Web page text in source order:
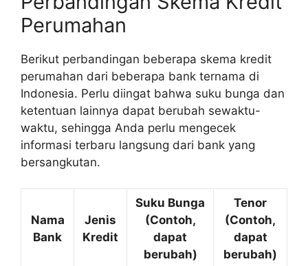
Perumahan
Berikut perbandingan beberapa skema kredit
perumahan dari beberapa bank ternama di
Indonesia. Perlu diingat bahwa suku bunga dan
ketentuan lainnya dapat berubah sewaktu-
waktu, sehingga Anda perlu mengecek
informasi terbaru langsung dari bank yang
bersangkutan.
Nama
Bank
Jenis
Kredit
Suku Bunga
(Contoh,
dapat
berubah)
Tenor
(Contoh,
dapat
berubah)